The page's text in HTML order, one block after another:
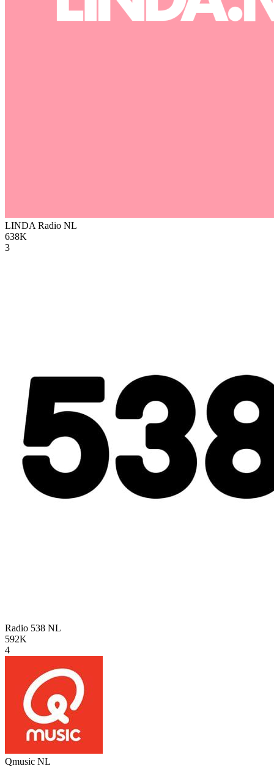
LINDA Radio NL
638K
3
Radio 538 NL
592K
4
Qmusic NL